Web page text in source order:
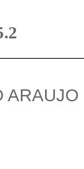
ARAUJO